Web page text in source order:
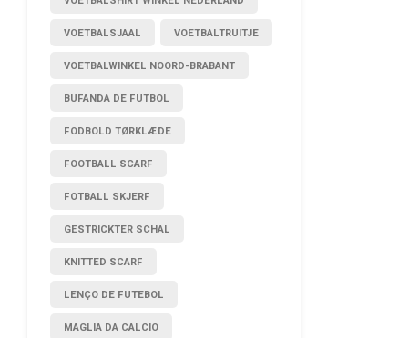
VOETBALSJAAL VOETBALTRUITJE
VOETBALWINKEL NOORD-BRABANT
BUFANDA DE FUTBOL
FODBOLD TØRKLÆDE
FOOTBALL SCARF
FOTBALL SKJERF
GESTRICKTER SCHAL
KNITTED SCARF
LENÇO DE FUTEBOL
MAGLIA DA CALCIO